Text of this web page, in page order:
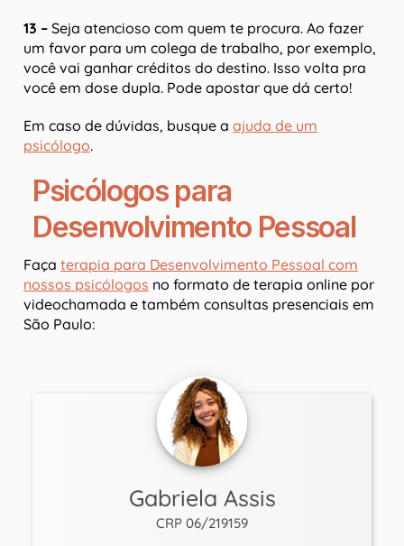
13 – Seja atencioso com quem te procura. Ao fazer
um favor para um colega de trabalho, por exemplo,
você vai ganhar créditos do destino. Isso volta pra
você em dose dupla. Pode apostar que dá certo!
Em caso de dúvidas, busque a ajuda de um
psicólogo.
Psicólogos para
Desenvolvimento Pessoal
Faça terapia para Desenvolvimento Pessoal com
nossos psicólogos no formato de terapia online por
videochamada e também consultas presenciais em
São Paulo:
Gabriela Assis
CRP 06/219159